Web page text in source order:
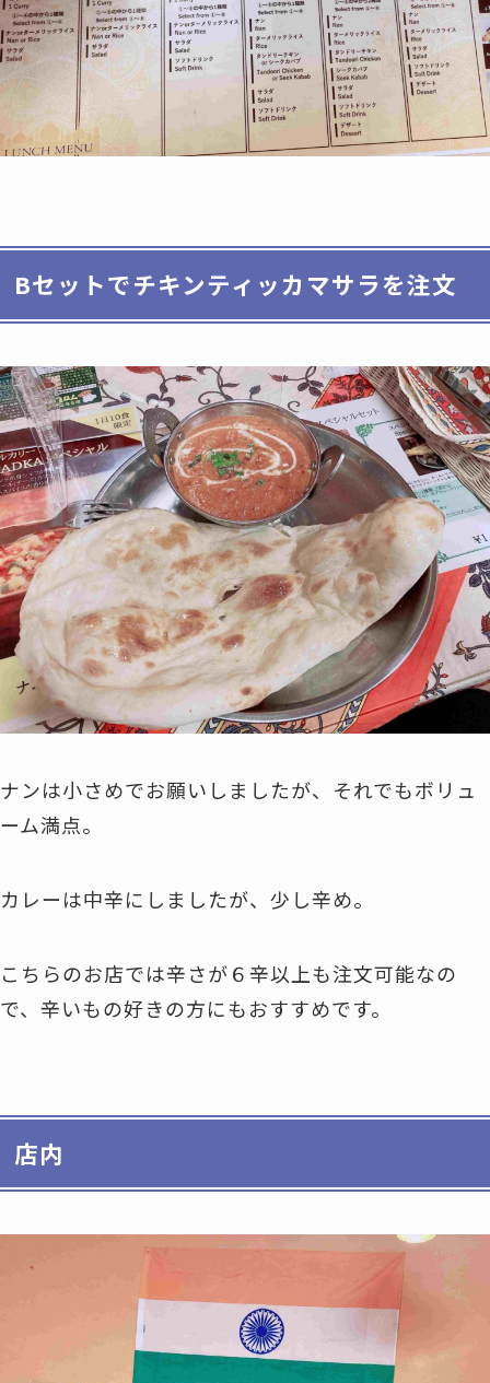
Bセットでチキンティッカマサラを注文
ナンは小さめでお願いしましたが、それでもボリュ
ーム満点。
カレーは中辛にしましたが、少し辛め。
こちらのお店では辛さが６辛以上も注文可能なの
で、辛いもの好きの方にもおすすめです。
店内